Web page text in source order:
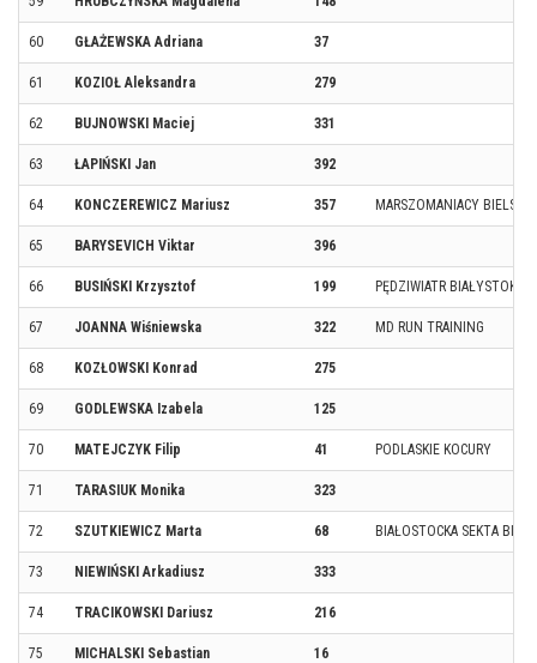
60 GŁAŻEWSKA Adriana 37
61 KOZIOŁ Aleksandra 279
62 BUJNOWSKI Maciej 331
63 ŁAPIŃSKI Jan 392
64 KONCZEREWICZ Mariusz 357 MARSZOMANIACY BIELSK
65 BARYSEVICH Viktar 396
66 BUSIŃSKI Krzysztof 199 PĘDZIWIATR BIAŁYSTOK
67 JOANNA Wiśniewska 322 MD RUN TRAINING
68 KOZŁOWSKI Konrad 275
69 GODLEWSKA Izabela 125
70 MATEJCZYK Filip 41 PODLASKIE KOCURY
71 TARASIUK Monika 323
72 SZUTKIEWICZ Marta 68 BIAŁOSTOCKA SEKTA
73 NIEWIŃSKI Arkadiusz 333
74 TRACIKOWSKI Dariusz 216
75 MICHALSKI Sebastian 16